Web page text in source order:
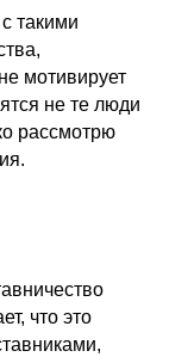
такими
мотивирует
не те люди
рассмотрю
что это